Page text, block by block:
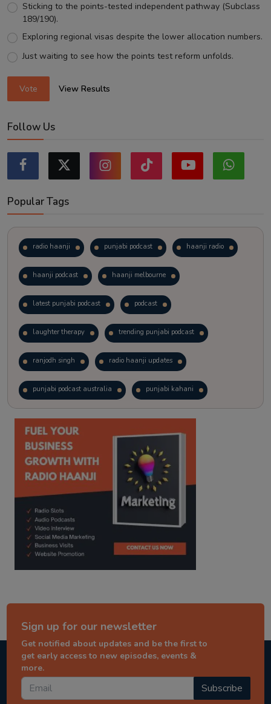
Sticking to the points-tested independent pathway (Subclass
189/190).
Exploring regional visas despite the lower allocation numbers.
Just waiting to see how the points test reform unfolds.
Vote View Results
Follow Us
Popular Tags
radio haanji punjabi podcast haanji radio
haanji podcast haanji melbourne
latest punjabi podcast podcast
laughter therapy trending punjabi podcast
ranjodh singh radio haanji updates
punjabi podcast australia punjabi kahani
kitaab kahani punjabi story
Sign up for our newsletter
Get notified about updates and be the first to
get early access to new episodes, events &
more.
Subscribe